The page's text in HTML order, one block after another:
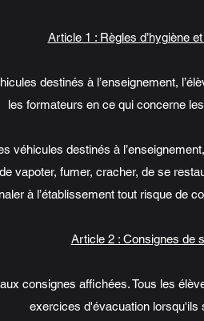
Article 1 : Règles d’hygiène
destinés à l’enseignement,
les formateurs en ce qui concerne
véhicules destinés à
vapoter, fumer, cracher, de se
à l’établissement tout risque de
Article 2 : Consignes de
consignes affichées. Tous les
exercices d'évacuation lorsqu'ils